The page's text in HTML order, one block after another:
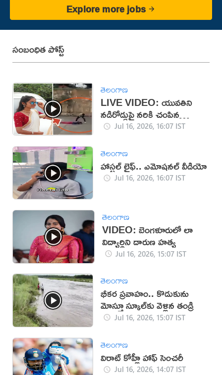
Explore more jobs
సంబంధిత పోస్ట్
తెలంగాణ
LIVE VIDEO: యువతిని
నడిరోడ్డుపై నరికి చంపిన
కిరాతకుడు
Jul 16, 2026, 16:07 IST
తెలంగాణ
హాస్టల్ లైఫ్.. ఎమోషనల్ వీడియో
Jul 16, 2026, 16:07 IST
తెలంగాణ
VIDEO: బెంగళూరులో లా
విద్యార్థిని దారుణ హత్య
Jul 16, 2026, 15:07 IST
తెలంగాణ
భీకర ప్రవాహం.. కొడుకును
మోస్తూ స్కూల్‌కు వెళ్లిన తండ్రి
Jul 16, 2026, 15:07 IST
తెలంగాణ
విరాట్ కోహ్లీ హాఫ్ సెంచరీ
Jul 16, 2026, 14:07 IST